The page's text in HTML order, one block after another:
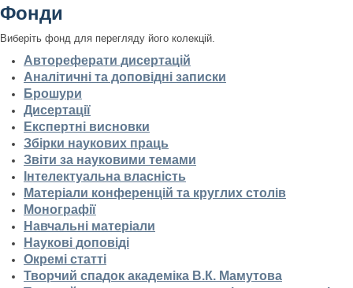
Фонди
Виберіть фонд для перегляду його колекцій.
Автореферати дисертацій
Аналітичні та доповідні записки
Брошури
Дисертації
Експертні висновки
Збірки наукових праць
Звіти за науковими темами
Інтелектуальна власність
Матеріали конференцій та круглих столів
Монографії
Навчальні матеріали
Наукові доповіді
Окремі статті
Творчий спадок академіка В.К. Мамутова